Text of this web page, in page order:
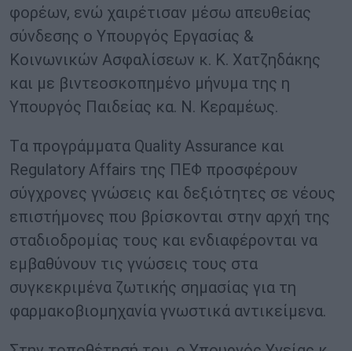
φορέων, ενώ χαιρέτισαν μέσω απευθείας
σύνδεσης ο Υπουργός Εργασίας &
Κοινωνικών Ασφαλίσεων κ. Κ. Χατζηδάκης
και με βιντεοσκοπημένο μήνυμα της η
Υπουργός Παιδείας κα. Ν. Κεραμέως.
Tα προγράμματα Quality Assurance και
Regulatory Affairs της ΠΕΦ προσφέρουν
σύγχρονες γνώσεις και δεξιότητες σε νέους
επιστήμονες που βρίσκονται στην αρχή της
σταδιοδρομίας τους και ενδιαφέρονται να
εμβαθύνουν τις γνώσεις τους στα
συγκεκριμένα ζωτικής σημασίας για τη
φαρμακοβιομηχανία γνωστικά αντικείμενα.